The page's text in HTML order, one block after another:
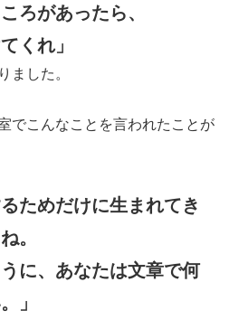
ろがあったら、
くれ」
ました。
でこんなことを言われたことが
ためだけに生まれてき
。
に、あなたは文章で何
」